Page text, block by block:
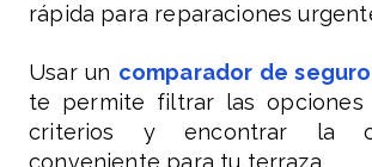
rápida para reparaciones
Usar un comparador de
te permite filtrar las opciones
criterios y encontrar la
conveniente para tu terraza.